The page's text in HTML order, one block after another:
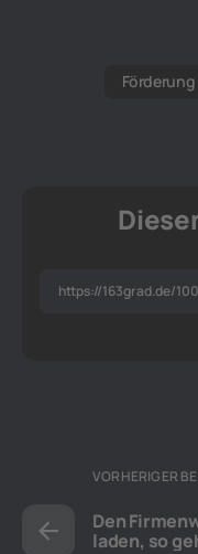
Förderung
VORHERIGER
Den
laden, so